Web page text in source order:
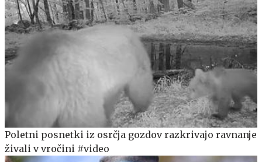
Poletni posnetki iz osrčja gozdov razkrivajo ravnanje
živali v vročini #video